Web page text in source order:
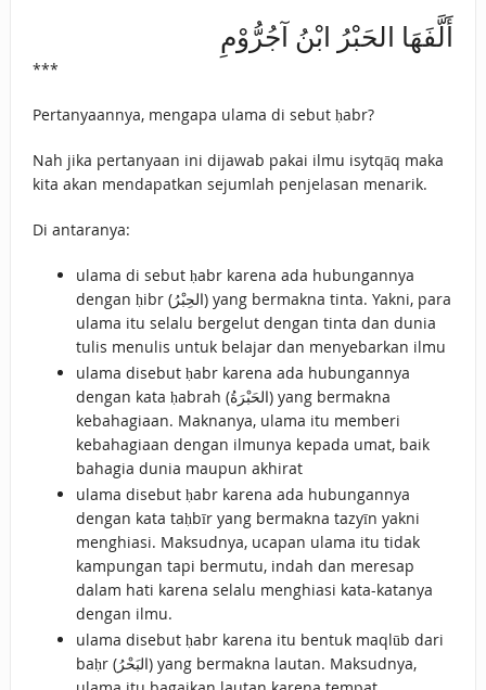
أَلَّفَهَا الحَبْرُ ابْنُ آجُرُّوْمِ
***
Pertanyaannya, mengapa ulama di sebut ḥabr?
Nah jika pertanyaan ini dijawab pakai ilmu isytqāq maka
kita akan mendapatkan sejumlah penjelasan menarik.
Di antaranya:
ulama di sebut ḥabr karena ada hubungannya
dengan ḥibr (الحِبْرُ) yang bermakna tinta. Yakni, para
ulama itu selalu bergelut dengan tinta dan dunia
tulis menulis untuk belajar dan menyebarkan ilmu
ulama disebut ḥabr karena ada hubungannya
dengan kata ḥabrah (الحَبْرَةُ) yang bermakna
kebahagiaan. Maknanya, ulama itu memberi
kebahagiaan dengan ilmunya kepada umat, baik
bahagia dunia maupun akhirat
ulama disebut ḥabr karena ada hubungannya
dengan kata taḥbīr yang bermakna tazyīn yakni
menghiasi. Maksudnya, ucapan ulama itu tidak
kampungan tapi bermutu, indah dan meresap
dalam hati karena selalu menghiasi kata-katanya
dengan ilmu.
ulama disebut ḥabr karena itu bentuk maqlūb dari
baḥr (البَحْرُ) yang bermakna lautan. Maksudnya,